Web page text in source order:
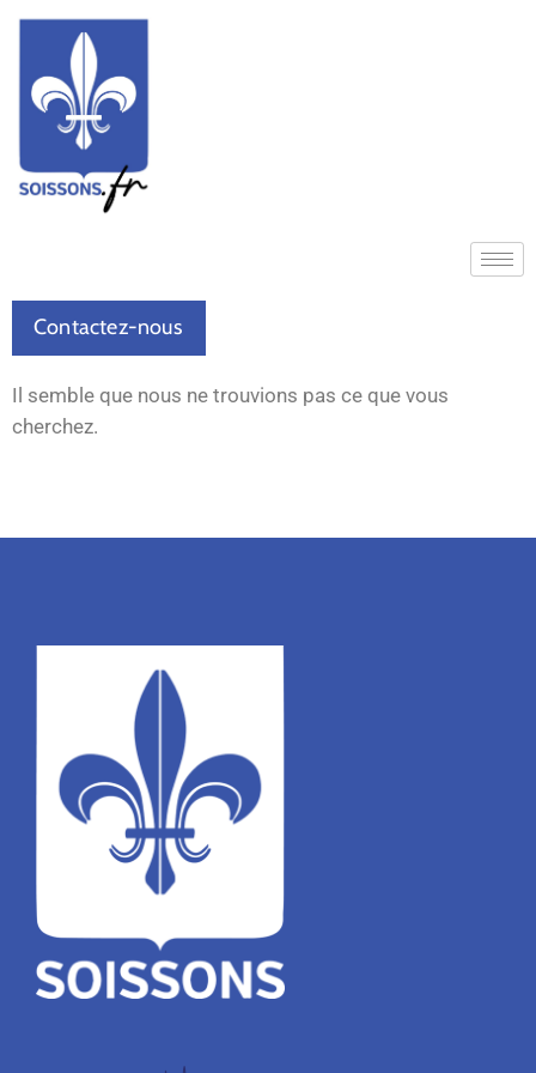
Contactez-nous
Il semble que nous ne trouvions pas ce que vous
cherchez.